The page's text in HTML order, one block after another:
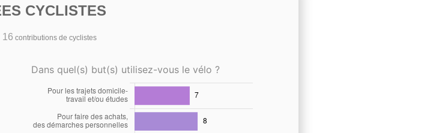
CYCLISTES
16 contributions de cyclistes
Dans quel(s) but(s) utilisez-vous le vélo ?